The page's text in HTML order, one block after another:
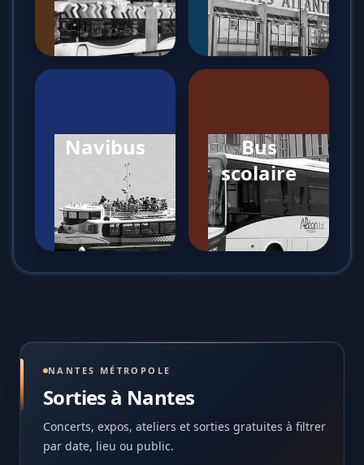
Navibus
Bus
scolaire
NANTES MÉTROPOLE
Sorties à Nantes
Concerts, expos, ateliers et sorties gratuites à filtrer
par date, lieu ou public.